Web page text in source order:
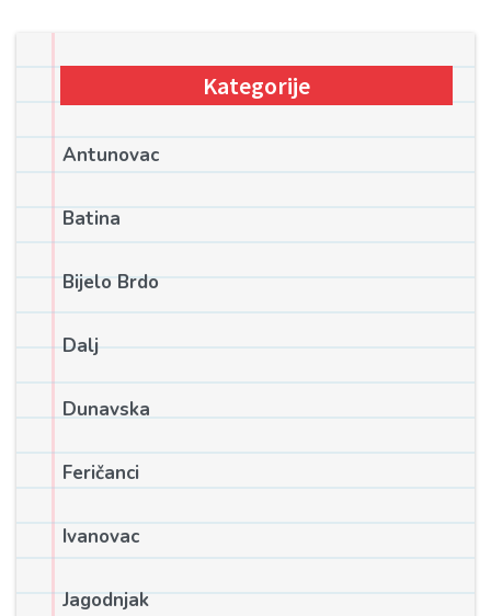
Kategorije
Antunovac
Batina
Bijelo Brdo
Dalj
Dunavska
Feričanci
Ivanovac
Jagodnjak